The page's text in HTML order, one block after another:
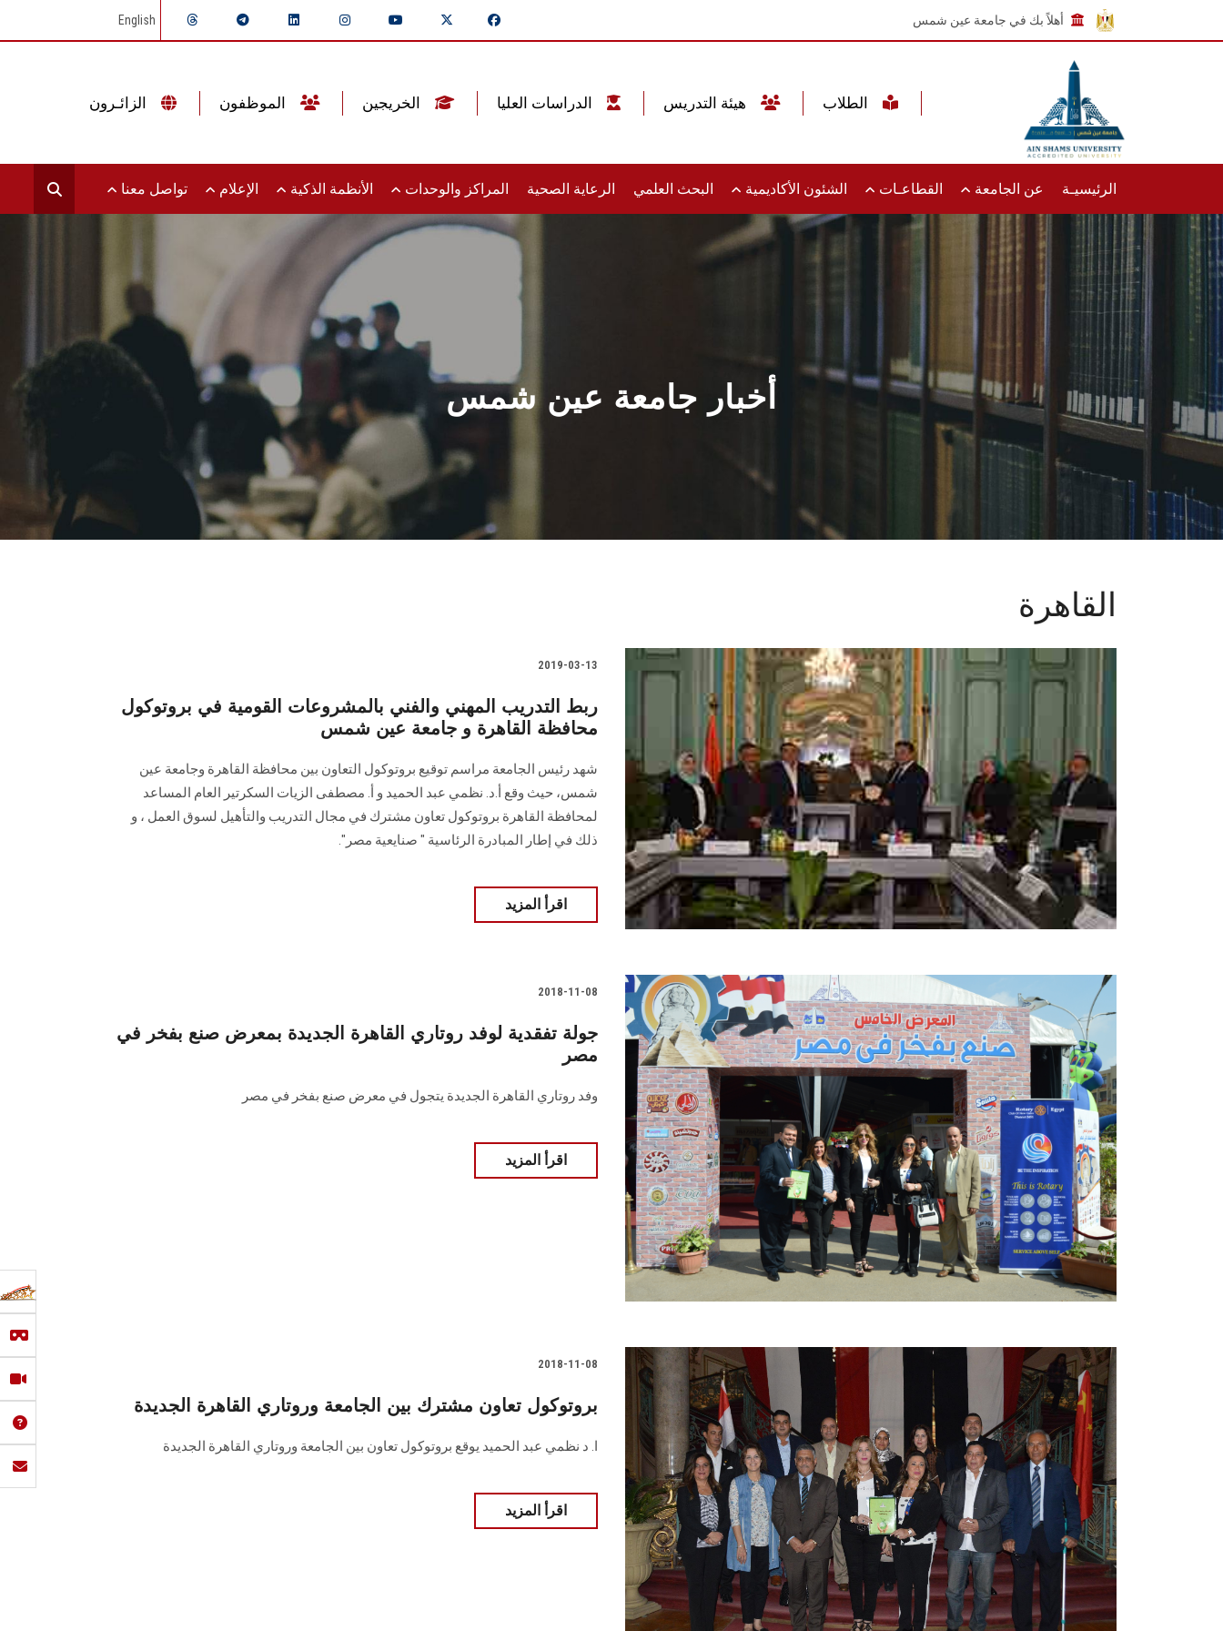
أهلاً بك في جامعة عين شمس English
الرئيسيـة عن الجامعة القطاعـات الشئون الأكاديمية البحث العلمي الرعاية الصحية المراكز والوحدات الأنظمة الذكية الإعلام تواصل معنا
أخبار جامعة عين شمس
القاهرة
2019-03-13
ربط التدريب المهني والفني بالمشروعات القومية في بروتوكول
محافظة القاهرة و جامعة عين شمس
شهد رئيس الجامعة مراسم توقيع بروتوكول التعاون بين محافظة القاهرة وجامعة عين
شمس، حيث وقع أ.د. نظمي عبد الحميد و أ. مصطفى الزيات السكرتير العام المساعد
لمحافظة القاهرة بروتوكول تعاون مشترك في مجال التدريب والتأهيل لسوق العمل ، و
ذلك في إطار المبادرة الرئاسية " صنايعية مصر".
اقرأ المزيد
2018-11-08
جولة تفقدية لوفد روتاري القاهرة الجديدة بمعرض صنع بفخر في
مصر
وفد روتاري القاهرة الجديدة يتجول في معرض صنع بفخر في مصر
اقرأ المزيد
2018-11-08
بروتوكول تعاون مشترك بين الجامعة وروتاري القاهرة الجديدة
ا. د نظمي عبد الحميد يوقع بروتوكول تعاون بين الجامعة وروتاري القاهرة الجديدة
اقرأ المزيد